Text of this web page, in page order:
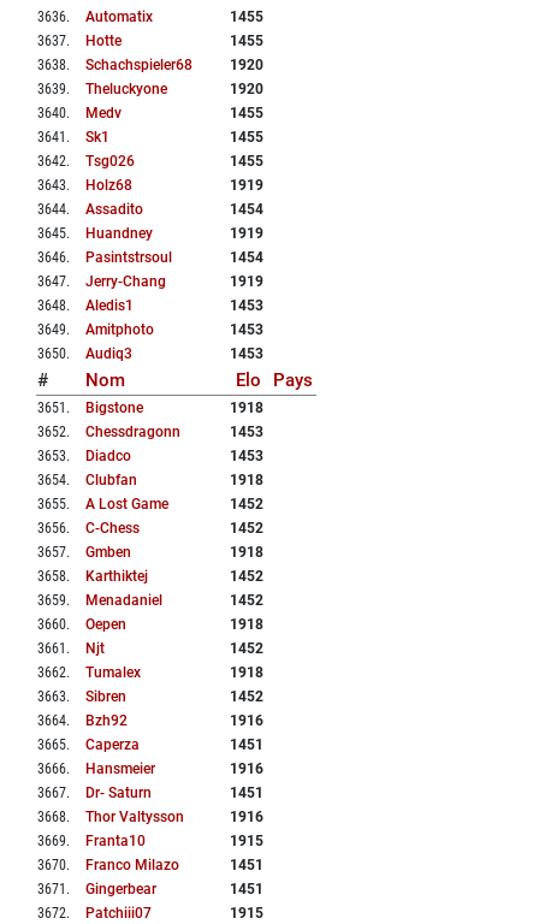
3636. Automatix
1455
3637. Hotte
1455
3638. Schachspieler68
1920
3639. Theluckyone
1920
3640. Medv
1455
3641 . Sk1
1455
3642. Tsg026
1455
3643. Holz68
1919
3644. Assadito
1454
3645. Huandney
1919
3646. Pasintstrsoul
1454
3647. Jerry-Chang
1919
3648. Aledis1
1453
3649. Amitphoto
1453
3650. Audiq3 1453
# Nom Elo Pays
3651 . Bigstone
1918
3652. Chessdragonn
1453
3653. Diadco
1453
3654. Clubfan
1918
3655. A Lost Game
1452
3656. C-Chess
1452
3657. Gmben
1918
3658. Karthiktej
1452
3659. Menadaniel
1452
3660. Oepen
1918
3661 . Njt
1452
3662. Tumalex
1918
3663. Sibren
1452
3664. Bzh92
1916
3665. Caperza
1451
3666. Hansmeier
1916
3667. Dr- Saturn
1451
3668. Thor Valtysson
1916
3669. Franta10
1915
3670. Franco Milazo
1451
3671 . Gingerbear
1451
3672. Patchiii07
1915